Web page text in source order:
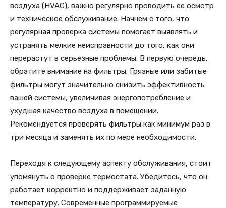
воздуха (HVAC), важно регулярно проводить ее осмотр
и техническое обслуживание. Начнем с того, что
регулярная проверка системы помогает выявлять и
устранять мелкие неисправности до того, как они
перерастут в серьезные проблемы. В первую очередь,
обратите внимание на фильтры. Грязные или забитые
фильтры могут значительно снизить эффективность
вашей системы, увеличивая энергопотребление и
ухудшая качество воздуха в помещении.
Рекомендуется проверять фильтры как минимум раз в
три месяца и заменять их по мере необходимости.
Переходя к следующему аспекту обслуживания, стоит
упомянуть о проверке термостата. Убедитесь, что он
работает корректно и поддерживает заданную
температуру. Современные программируемые